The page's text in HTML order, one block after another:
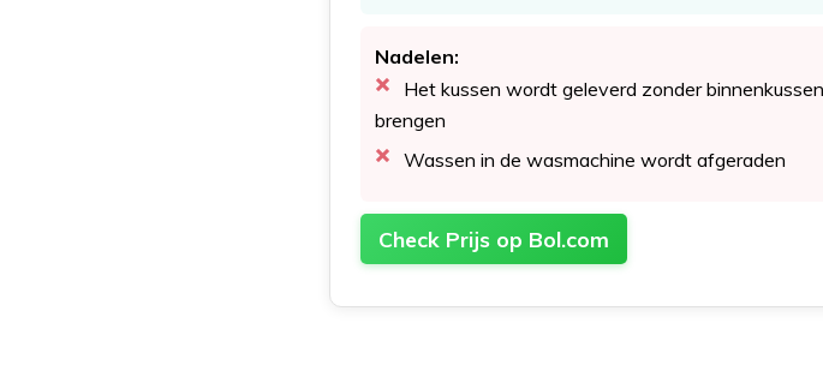
Nadelen:
Het kussen wordt geleverd zonder
brengen
Wassen in de wasmachine wordt afgeraden
Check Prijs op Bol.com